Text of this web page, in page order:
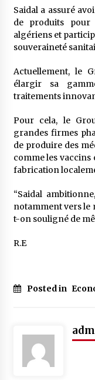
Saidal a assuré
de produits pour
algériens et
souveraineté
Actuellement, le
élargir sa
traitements
Pour cela, le
grandes firmes
de produire des
comme les
fabrication
“Saidal
notamment vers le
t-on souligné de
R.E
Posted in